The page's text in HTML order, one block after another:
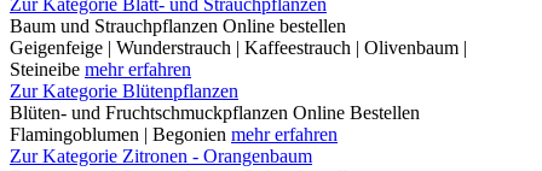
Zur Kategorie Blatt- und Strauchpflanzen
Baum und Strauchpflanzen Online bestellen
Geigenfeige | Wunderstrauch | Kaffeestrauch | Olivenbaum |
Steineibe mehr erfahren
Zur Kategorie Blütenpflanzen
Blüten- und Fruchtschmuckpflanzen Online Bestellen
Flamingoblumen | Begonien mehr erfahren
Zur Kategorie Zitronen - Orangenbaum